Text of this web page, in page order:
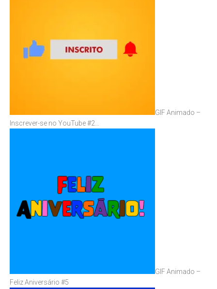
GIF Animado –
Inscrever-se no YouTube #2…
GIF Animado –
Feliz Aniversário #5